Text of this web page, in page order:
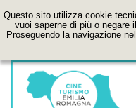
Questo sito utilizza cookie
vuoi saperne di più o negare
Proseguendo la navigazione